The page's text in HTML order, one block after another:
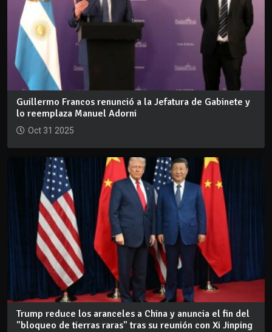
Guillermo Francos renunció a la Jefatura de Gabinete y
lo reemplaza Manuel Adorni
Oct 31 2025
Trump reduce los aranceles a China y anuncia el fin del
"bloqueo de tierras raras" tras su reunión con Xi Jinping